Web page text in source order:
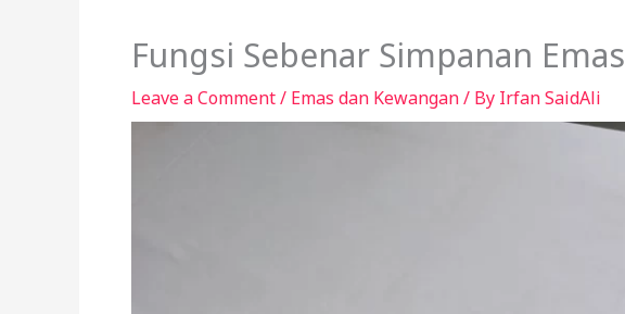
Fungsi Sebenar Simpanan Emas
Leave a Comment/ Emas dan Kewangan/ By Irfan SaidAli